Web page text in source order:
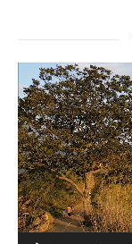
Lecteur
vidéo